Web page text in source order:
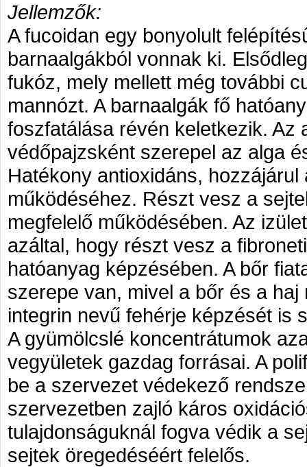
Jellemzők:
A fucoidan egy bonyolult
barnaalgákból vonnak ki.
fukóz, mely mellett még további
mannózt. A barnaalgák fő
foszfatálása révén keletkezik. Az
védőpajzsként szerepel az alga
Hatékony antioxidáns,
működéséhez. Részt vesz a
megfelelő működésében. Az
azáltal, hogy részt vesz a
hatóanyag képzésében. A bőr
szerepe van, mivel a bőr és a
integrin nevű fehérje képzését is
A gyümölcslé koncentrátumok
vegyületek gazdag forrásai. A
be a szervezet védekező
szervezetben zajló káros
tulajdonságuknál fogva védik a
sejtek öregedéséért felelős.